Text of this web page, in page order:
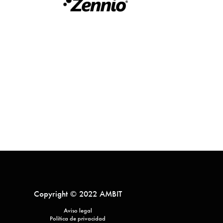
Copyright © 2022 AMBIT
Aviso legal
Política de privacidad